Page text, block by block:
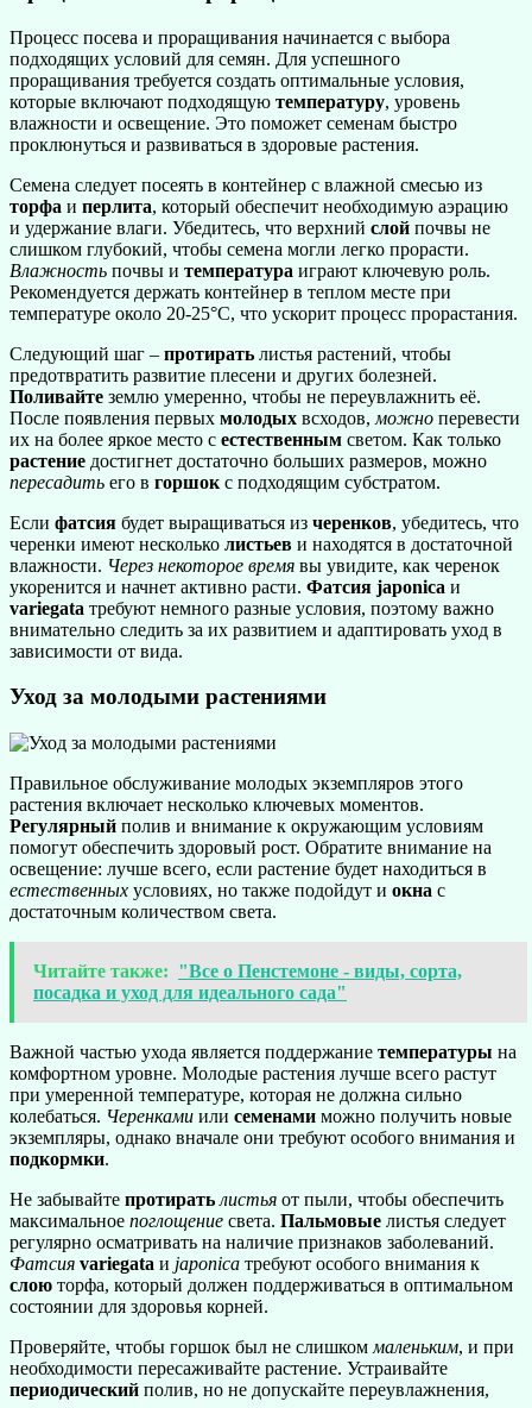
Процесс посева и проращивания начинается с выбора
подходящих условий для семян. Для успешного
проращивания требуется создать оптимальные условия,
которые включают подходящую температуру, уровень
влажности и освещение. Это поможет семенам быстро
проклюнуться и развиваться в здоровые растения.
Семена следует посеять в контейнер с влажной смесью из
торфа и перлита, который обеспечит необходимую аэрацию
и удержание влаги. Убедитесь, что верхний слой почвы не
слишком глубокий, чтобы семена могли легко прорасти.
Влажность почвы и температура играют ключевую роль.
Рекомендуется держать контейнер в теплом месте при
температуре около 20-25°C, что ускорит процесс прорастания.
Следующий шаг – протирать листья растений, чтобы
предотвратить развитие плесени и других болезней.
Поливайте землю умеренно, чтобы не переувлажнить её.
После появления первых молодых всходов, можно перевести
их на более яркое место с естественным светом. Как только
растение достигнет достаточно больших размеров, можно
пересадить его в горшок с подходящим субстратом.
Если фатсия будет выращиваться из черенков, убедитесь, что
черенки имеют несколько листьев и находятся в достаточной
влажности. Через некоторое время вы увидите, как черенок
укоренится и начнет активно расти. Фатсия japonica и
variegata требуют немного разные условия, поэтому важно
внимательно следить за их развитием и адаптировать уход в
зависимости от вида.
Уход за молодыми растениями
Правильное обслуживание молодых экземпляров этого
растения включает несколько ключевых моментов.
Регулярный полив и внимание к окружающим условиям
помогут обеспечить здоровый рост. Обратите внимание на
освещение: лучше всего, если растение будет находиться в
естественных условиях, но также подойдут и окна с
достаточным количеством света.
Читайте также: "Все о Пенстемоне - виды, сорта,
посадка и уход для идеального сада"
Важной частью ухода является поддержание температуры на
комфортном уровне. Молодые растения лучше всего растут
при умеренной температуре, которая не должна сильно
колебаться. Черенками или семенами можно получить новые
экземпляры, однако вначале они требуют особого внимания и
подкормки.
Не забывайте протирать листья от пыли, чтобы обеспечить
максимальное поглощение света. Пальмовые листья следует
регулярно осматривать на наличие признаков заболеваний.
Фатсия variegata и japonica требуют особого внимания к
слою торфа, который должен поддерживаться в оптимальном
состоянии для здоровья корней.
Проверяйте, чтобы горшок был не слишком маленьким, и при
необходимости пересаживайте растение. Устраивайте
периодический полив, но не допускайте переувлажнения,